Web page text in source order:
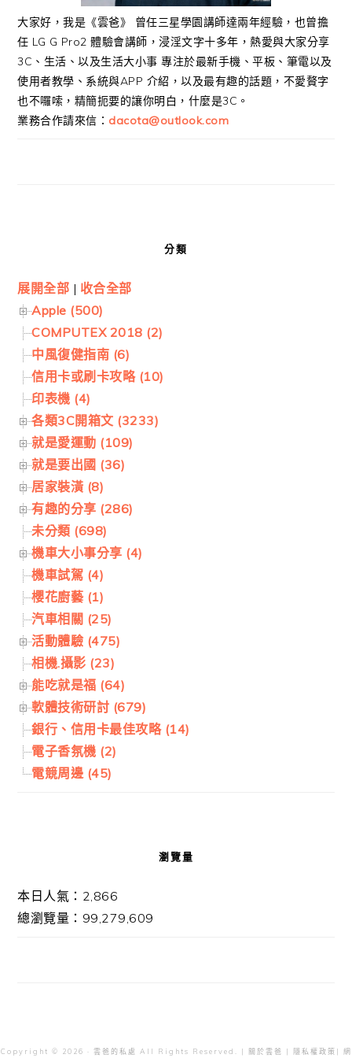
大家好，我是《雲爸》 曾任三星學園講師達兩年經驗，也曾擔
任 LG G Pro2 體驗會講師，浸淫文字十多年，熱愛與大家分享
3C、生活、以及生活大小事 專注於最新手機、平板、筆電以及
使用者教學、系統與APP 介紹，以及最有趣的話題，不愛贅字
也不囉嗦，精簡扼要的讓你明白，什麼是3C。
業務合作請來信： dacota@outlook.com
分類
展開全部 | 收合全部
Apple (500)
COMPUTEX 2018 (2)
中風復健指南 (6)
信用卡或刷卡攻略 (10)
印表機 (4)
各類3C開箱文 (3233)
就是愛運動 (109)
就是要出國 (36)
居家裝潢 (8)
有趣的分享 (286)
未分類 (698)
機車大小事分享 (4)
機車試駕 (4)
櫻花廚藝 (1)
汽車相關 (25)
活動體驗 (475)
相機.攝影 (23)
能吃就是福 (64)
軟體技術研討 (679)
銀行、信用卡最佳攻略 (14)
電子香氛機 (2)
電競周邊 (45)
瀏覽量
本日人氣：2,866
總瀏覽量：99,279,609
Copyright © 2026 · 雲爸的私處 All Rights Reserved. | 關於雲爸 | 隱私權政策 | 網